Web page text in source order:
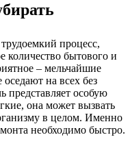
процесс,
количество бытового и
– мельчайшие
на всех без
представляет особую
она может вызвать
в целом. Именно
необходимо быстро.